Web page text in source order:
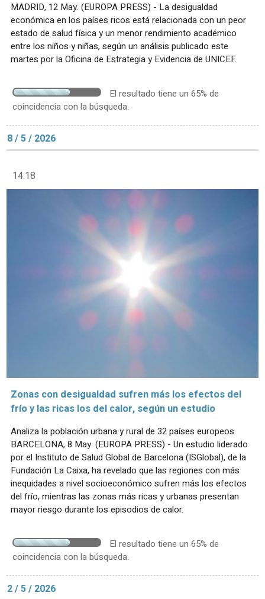
MADRID, 12 May. (EUROPA PRESS) - La desigualdad
económica en los países ricos está relacionada con un peor
estado de salud física y un menor rendimiento académico
entre los niños y niñas, según un análisis publicado este
martes por la Oficina de Estrategia y Evidencia de UNICEF.
El resultado tiene un 65% de
coincidencia con la búsqueda.
8 / 5 / 2026
14:18
Zonas con desigualdad sufren más los efectos del
frío y las ricas los del calor, según un estudio
Analiza la población urbana y rural de 32 países europeos
BARCELONA, 8 May. (EUROPA PRESS) - Un estudio liderado
por el Instituto de Salud Global de Barcelona (ISGlobal), de la
Fundación La Caixa, ha revelado que las regiones con más
inequidades a nivel socioeconómico sufren más los efectos
del frío, mientras las zonas más ricas y urbanas presentan
mayor riesgo durante los episodios de calor.
El resultado tiene un 65% de
coincidencia con la búsqueda.
2 / 5 / 2026